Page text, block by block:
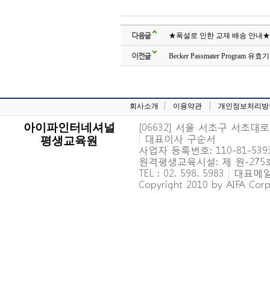
다음글 ★폭설로 인한 교재 배송 안내★
이전글 Becker Passmater Program 유효
회사소개 이용약관 개인정보처리
아이파인터네셔널
평생교육원
[06632] 서울 서초구 서초대
| 대표이사 구순서
사업자 등록번호: 110-81-
원격평생교육시설: 제 원-
TEL : 02. 598. 5983 | 대표메
Copyright 2010 by AIFA